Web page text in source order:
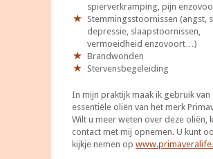
spierverkramping, pijn
Stemmingsstoornissen (angst,
depressie, slaapstoornissen,
vermoeidheid enzovoort…)
Brandwonden
Stervensbegeleiding
In mijn praktijk maak ik gebruik van
essentiële oliën van het merk
Wilt u meer weten over deze oliën,
contact met mij opnemen. U kunt
kijkje nemen op